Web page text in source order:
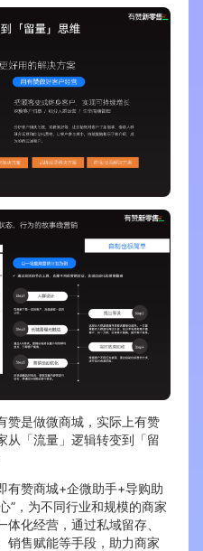
赞是做微商城，实际上有赞
从「流量」逻辑转变到「留
有赞商城+企微助手+导购助
”，为不同行业和规模的商家
化经营，通过私域留存、
销售赋能等手段，助力商家